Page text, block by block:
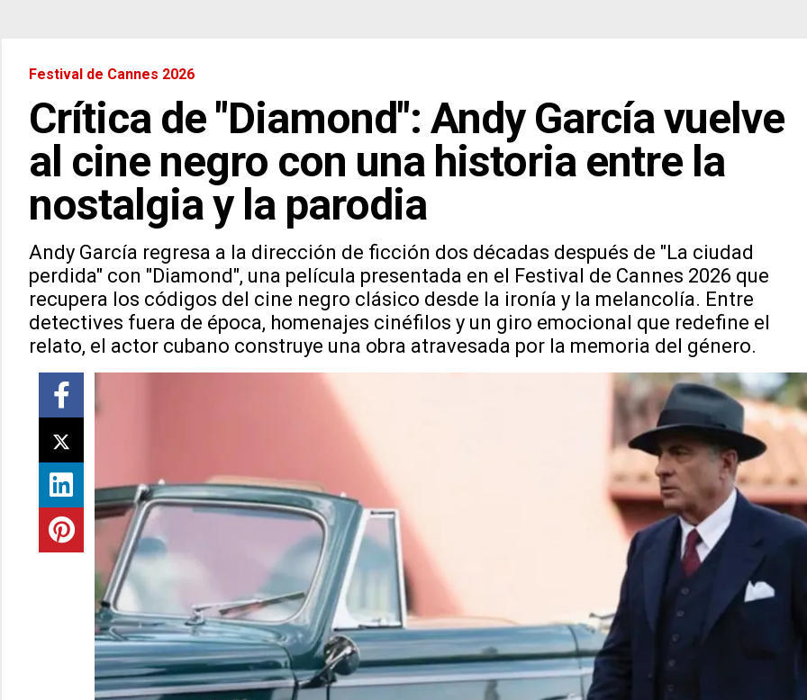
Festival de Cannes 2026
Crítica de "Diamond": Andy García vuelve
al cine negro con una historia entre la
nostalgia y la parodia
Andy García regresa a la dirección de ficción dos décadas después de "La ciudad
perdida" con "Diamond", una película presentada en el Festival de Cannes 2026 que
recupera los códigos del cine negro clásico desde la ironía y la melancolía. Entre
detectives fuera de época, homenajes cinéfilos y un giro emocional que redefine el
relato, el actor cubano construye una obra atravesada por la memoria del género.